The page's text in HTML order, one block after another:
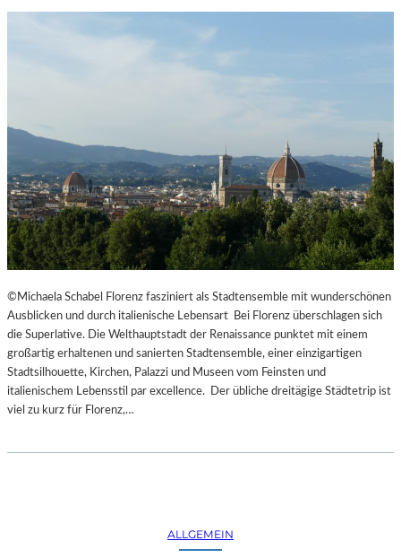
©Michaela Schabel Florenz fasziniert als Stadtensemble mit wunderschönen
Ausblicken und durch italienische Lebensart Bei Florenz überschlagen sich
die Superlative. Die Welthauptstadt der Renaissance punktet mit einem
großartig erhaltenen und sanierten Stadtensemble, einer einzigartigen
Stadtsilhouette, Kirchen, Palazzi und Museen vom Feinsten und
italienischem Lebensstil par excellence. Der übliche dreitägige Städtetrip ist
viel zu kurz für Florenz,…
ALLGEMEIN